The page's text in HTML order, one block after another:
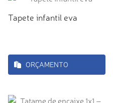
Tapete infantil eva
ORÇAMENTO